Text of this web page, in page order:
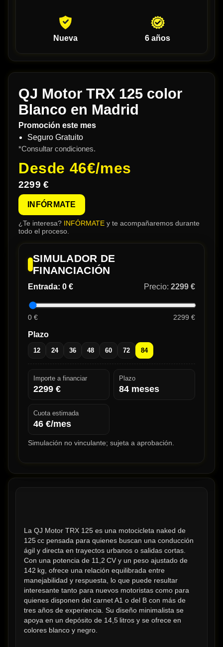
Nueva 6 años
QJ Motor TRX 125 color
Blanco en Madrid
Promoción este mes
Seguro Gratuito
*Consultar condiciones.
Desde 46€/mes
2299 €
INFÓRMATE
¿Te interesa? INFÓRMATE y te acompañaremos durante
todo el proceso.
SIMULADOR DE
FINANCIACIÓN
Entrada: 0 € Precio: 2299 €
0 € 2299 €
Plazo
12 24 36 48 60 72 84
Importe a financiar
2299 €
Plazo
84 meses
Cuota estimada
46 €/mes
Simulación no vinculante; sujeta a aprobación.
La QJ Motor TRX 125 es una motocicleta naked de
125 cc pensada para quienes buscan una conducción
ágil y directa en trayectos urbanos o salidas cortas.
Con una potencia de 11,2 CV y un peso ajustado de
142 kg, ofrece una relación equilibrada entre
manejabilidad y respuesta, lo que puede resultar
interesante tanto para nuevos motoristas como para
quienes disponen del carnet A1 o del B con más de
tres años de experiencia. Su diseño minimalista se
apoya en un depósito de 14,5 litros y se ofrece en
colores blanco y negro.